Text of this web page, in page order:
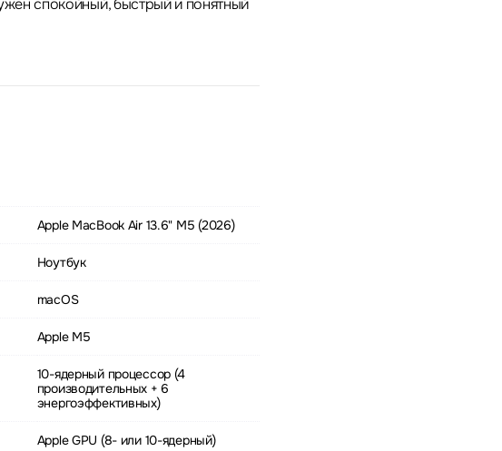
спокойный, быстрый и понятный
Apple MacBook Air 13.6" M5 (2026)
Ноутбук
macOS
Apple M5
10-ядерный процессор (4
производительных + 6
энергоэффективных)
Apple GPU (8- или 10-ядерный)